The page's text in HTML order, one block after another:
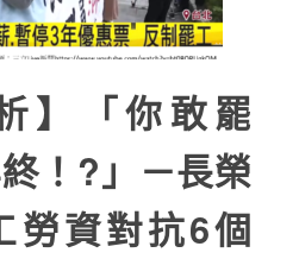
】「你敢罷
！?」－長榮
勞資對抗6個